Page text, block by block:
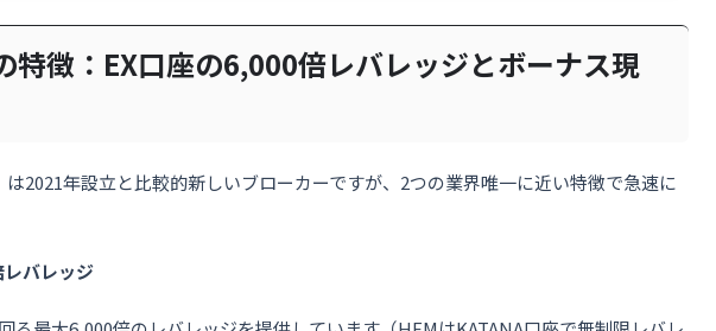
特徴：EX口座の6,000倍レバレッジとボーナス現
2021年設立と比較的新しいブローカーですが、2つの業界唯一に近い特徴で急速に
バレッジ